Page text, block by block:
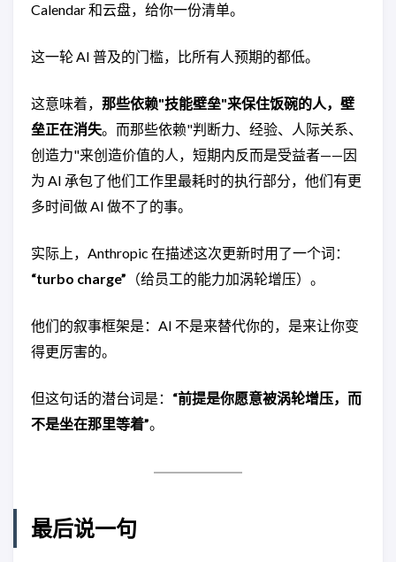
Calendar 和云盘，给你一份清单。
这一轮 AI 普及的门槛，比所有人预期的都低。
这意味着， 那些依赖"技能壁垒"来保住饭碗的人，壁
垒正在消失。而那些依赖"判断力、经验、人际关系、
创造力"来创造价值的人，短期内反而是受益者——因
为 AI 承包了他们工作里最耗时的执行部分，他们有更
多时间做 AI 做不了的事。
实际上，Anthropic 在描述这次更新时用了一个词：
“turbo charge” （给员工的能力加涡轮增压）。
他们的叙事框架是：AI 不是来替代你的，是来让你变
得更厉害的。
但这句话的潜台词是： “前提是你愿意被涡轮增压，而
不是坐在那里等着”。
最后说一句